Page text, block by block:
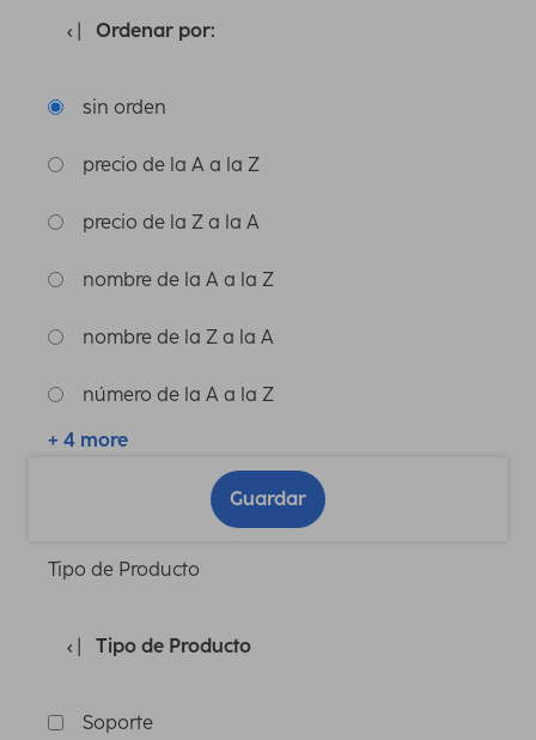
Ordenar por:
sin orden
precio de la A a la Z
precio de la Z a la A
nombre de la A a la Z
nombre de la Z a la A
número de la A a la Z
+ 4 more
Guardar
Tipo de Producto
Tipo de Producto
Soporte